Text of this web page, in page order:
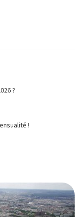
?
!